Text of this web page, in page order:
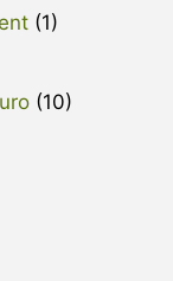
(1)
(10)